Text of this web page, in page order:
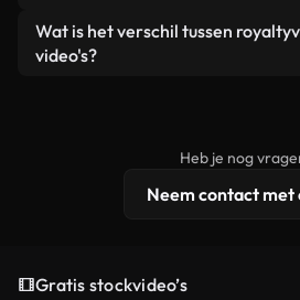
een losstaand product.
Je krijgt schoon, direct
Ja. Je mag onze video's
remixen. Zorg er wel voor dat
Wat is het verschil tussen
video's?
licentiebescherming omvat.
Heb je nog
Neem contact met
Gratis stockvideo’s